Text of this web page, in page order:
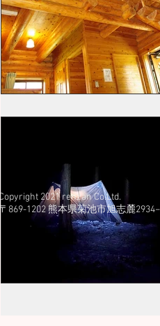
Copyright 2021 renzan Co.Ltd.
〒869-1202 熊本県菊池市旭志麓